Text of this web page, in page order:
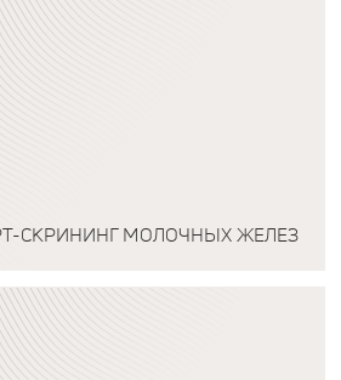
СКРИНИНГ МОЛОЧНЫХ ЖЕЛЕЗ